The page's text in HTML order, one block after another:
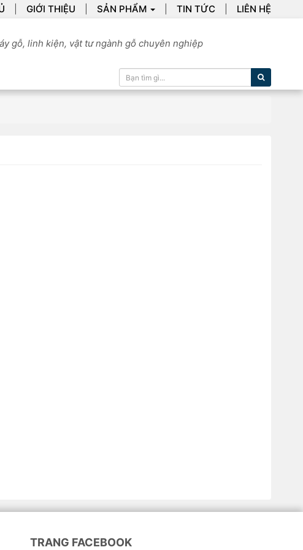
GIỚI THIỆU SẢN PHẨM TIN TỨC LIÊN HỆ
gỗ, linh kiện, vật tư ngành gỗ chuyên nghiệp
TRANG FACEBOOK